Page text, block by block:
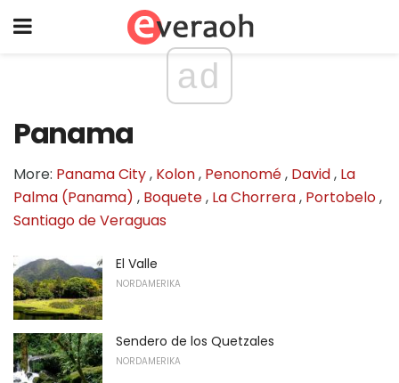
ad
Panama
More: Panama City, Kolon, Penonomé, David, La
Palma (Panama) , Boquete, La Chorrera, Portobelo,
Santiago de Veraguas
El Valle
NORDAMERIKA
Sendero de los Quetzales
NORDAMERIKA